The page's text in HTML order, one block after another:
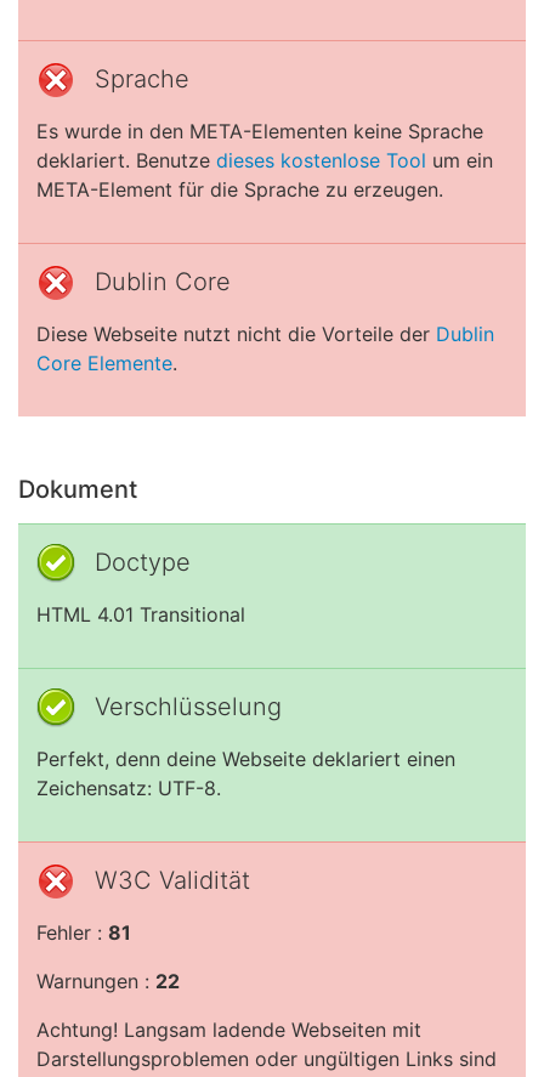
Sprache
Es wurde in den META-Elementen keine Sprache
deklariert. Benutze dieses kostenlose Tool um ein
META-Element für die Sprache zu erzeugen.
Dublin Core
Diese Webseite nutzt nicht die Vorteile der Dublin
Core Elemente.
Dokument
Doctype
HTML 4.01 Transitional
Verschlüsselung
Perfekt, denn deine Webseite deklariert einen
Zeichensatz: UTF-8.
W3C Validität
Fehler : 81
Warnungen : 22
Achtung! Langsam ladende Webseiten mit
Darstellungsproblemen oder ungültigen Links sind